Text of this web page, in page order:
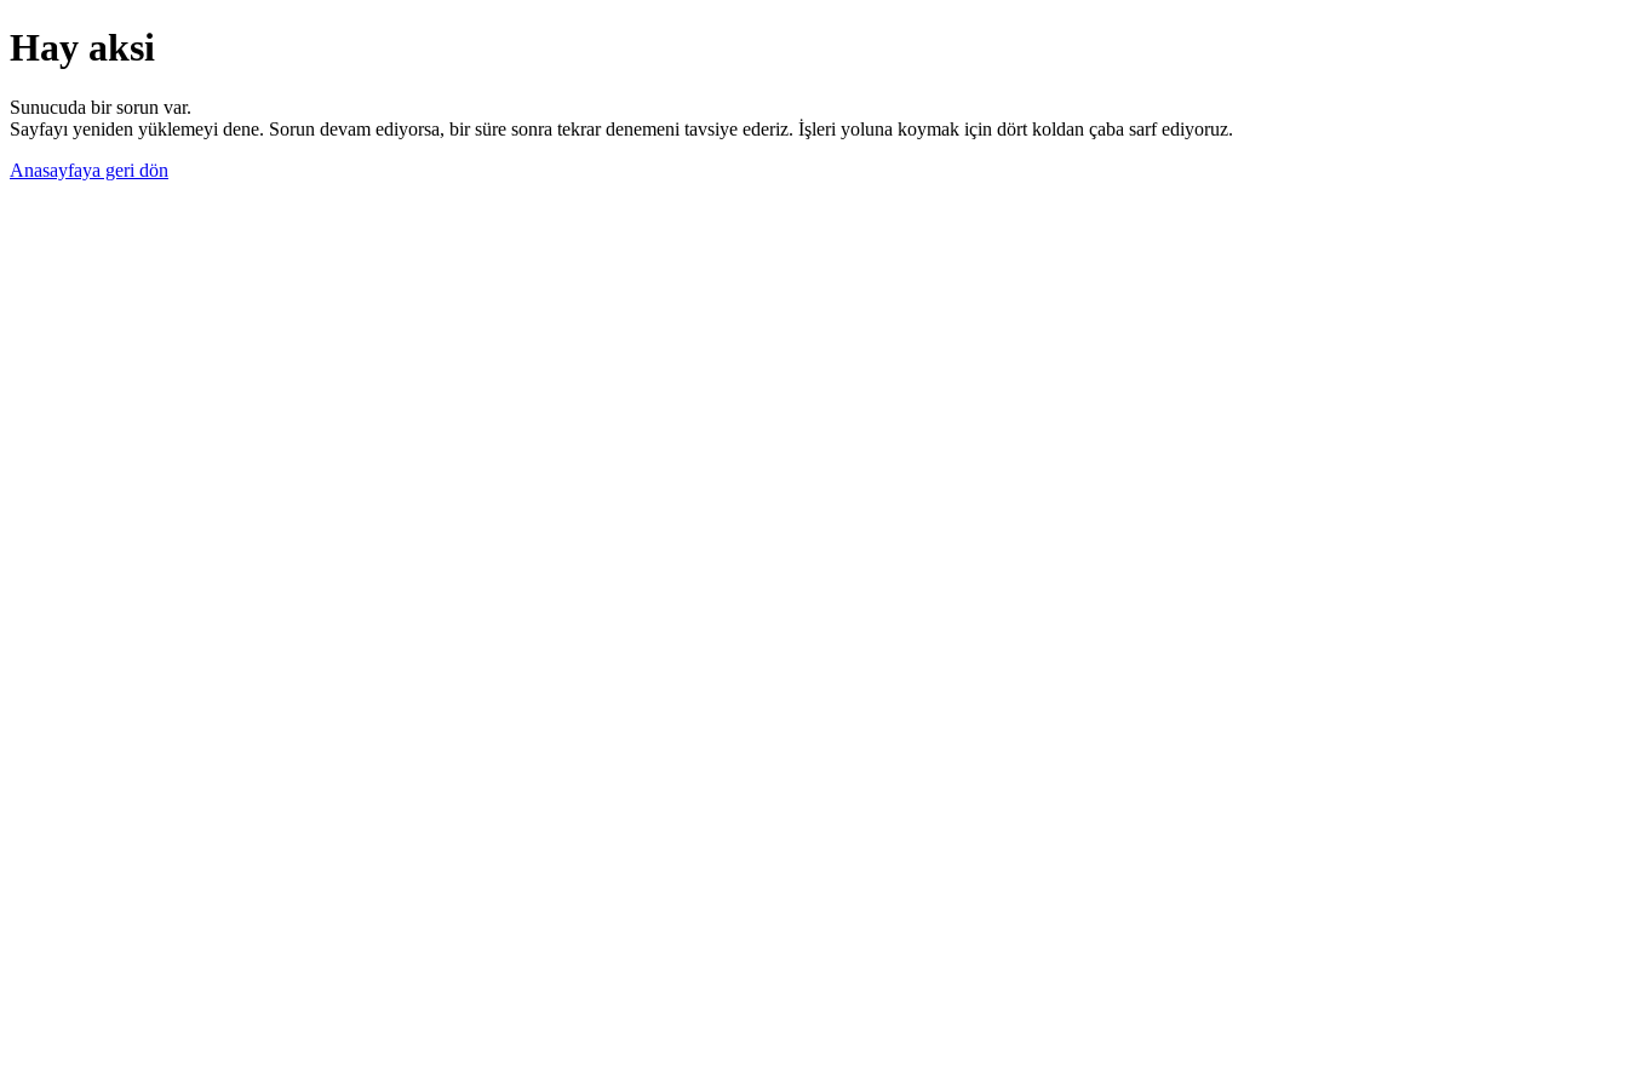
Hay aksi
Sunucuda bir sorun var.
Sayfayı yeniden yüklemeyi dene. Sorun devam ediyorsa, bir süre sonra tekrar denemeni tavsiye ederiz. İşleri yoluna koymak için dört koldan çaba sarf ediyoruz.
Anasayfaya geri dön